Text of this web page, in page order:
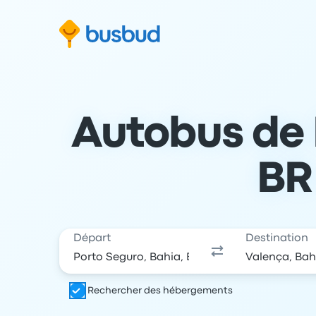
formulaire de recherche
Aller au contenu
Aller au pied de page
Autobus de
Départ Destination
Rechercher des hébergements